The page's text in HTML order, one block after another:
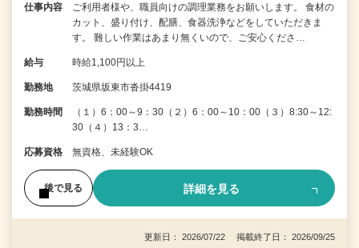
仕事内容
ご利用者様や、職員向けの調理業務をお願いします。 食材の
カット、盛り付け、配膳、食器洗浄などをしていただきま
す。 難しい作業はあまり無くいので、ご安心くださ…
給与 時給1,100円以上
勤務地 茨城県坂東市沓掛4419
勤務時間
（１）6：00～9：30（２）6：00～10：00（３）8:30～12:
30（４）13：3…
応募資格 無資格、未経験OK
後で見る 詳細を見る
更新日： 2026/07/22 掲載終了日： 2026/09/25